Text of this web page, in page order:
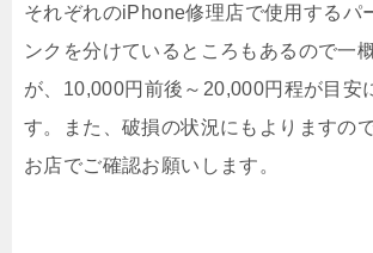
それぞれのiPhone修理店で使用するパ
ンクを分けているところもあるので一
が、10,000円前後～20,000円程が目安
す。また、破損の状況にもよりますの
お店でご確認お願いします。